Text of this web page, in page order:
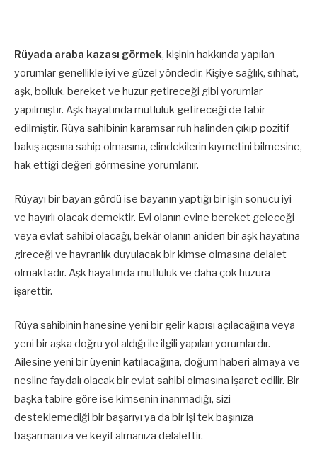
Rüyada araba kazası görmek, kişinin hakkında yapılan
yorumlar genellikle iyi ve güzel yöndedir. Kişiye sağlık, sıhhat,
aşk, bolluk, bereket ve huzur getireceği gibi yorumlar
yapılmıştır. Aşk hayatında mutluluk getireceği de tabir
edilmiştir. Rüya sahibinin karamsar ruh halinden çıkıp pozitif
bakış açısına sahip olmasına, elindekilerin kıymetini bilmesine,
hak ettiği değeri görmesine yorumlanır.
Rüyayı bir bayan gördü ise bayanın yaptığı bir işin sonucu iyi
ve hayırlı olacak demektir. Evi olanın evine bereket geleceği
veya evlat sahibi olacağı, bekâr olanın aniden bir aşk hayatına
gireceği ve hayranlık duyulacak bir kimse olmasına delalet
olmaktadır. Aşk hayatında mutluluk ve daha çok huzura
işarettir.
Rüya sahibinin hanesine yeni bir gelir kapısı açılacağına veya
yeni bir aşka doğru yol aldığı ile ilgili yapılan yorumlardır.
Ailesine yeni bir üyenin katılacağına, doğum haberi almaya ve
nesline faydalı olacak bir evlat sahibi olmasına işaret edilir. Bir
başka tabire göre ise kimsenin inanmadığı, sizi
desteklemediği bir başarıyı ya da bir işi tek başınıza
başarmanıza ve keyif almanıza delalettir.